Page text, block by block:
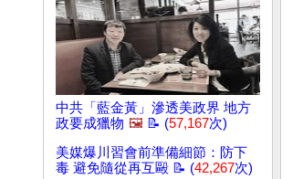
中共「藍金黃」滲透美政界 地方
政要成獵物 🖼️ 📝 (57,167次)
美媒爆川習會前準備細節：防下
毒 避免隨從再互毆 📝 (42,267次)